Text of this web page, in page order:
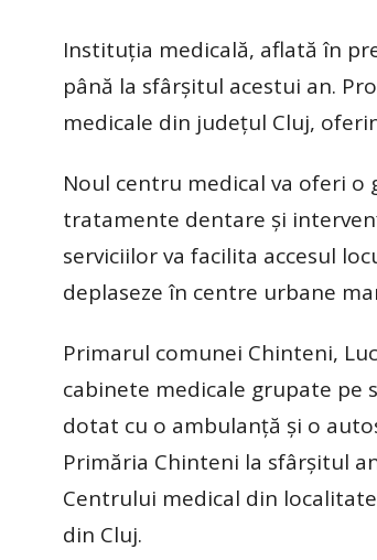
Instituția medicală, aflată în
până la sfârșitul acestui an.
medicale din județul Cluj,
Noul centru medical va oferi o
tratamente dentare și
serviciilor va facilita accesul
deplaseze în centre urbane
Primarul comunei Chinteni,
cabinete medicale grupate pe
dotat cu o ambulanță și o
Primăria Chinteni la sfârșitul
Centrului medical din
din Cluj.